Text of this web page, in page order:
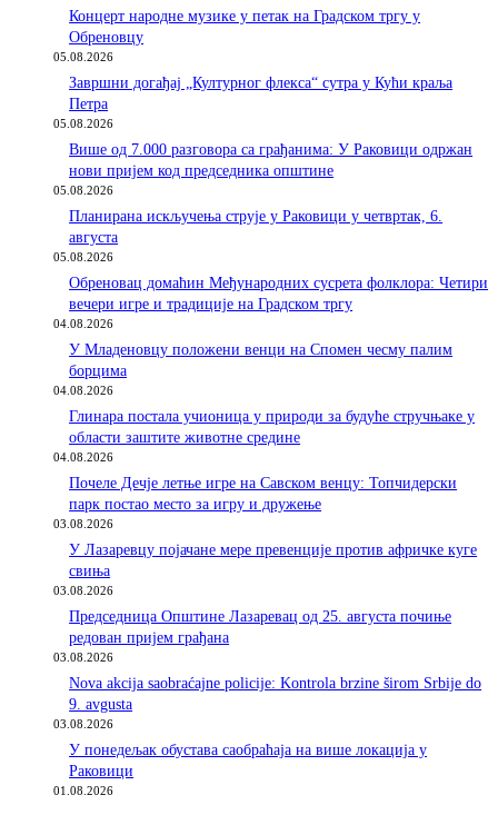
Концерт народне музике у петак на Градском тргу у
Обреновцу
05.08.2026
Завршни догађај „Културног флекса“ сутра у Кући краља
Петра
05.08.2026
Више од 7.000 разговора са грађанима: У Раковици одржан
нови пријем код председника општине
05.08.2026
Планирана искључења струје у Раковици у четвртак, 6.
августа
05.08.2026
Обреновац домаћин Међународних сусрета фолклора: Четири
вечери игре и традиције на Градском тргу
04.08.2026
У Младеновцу положени венци на Спомен чесму палим
борцима
04.08.2026
Глинара постала учионица у природи за будуће стручњаке у
области заштите животне средине
04.08.2026
Почеле Дечје летње игре на Савском венцу: Топчидерски
парк постао место за игру и дружење
03.08.2026
У Лазаревцу појачане мере превенције против афричке куге
свиња
03.08.2026
Председница Општине Лазаревац од 25. августа почиње
редован пријем грађана
03.08.2026
Nova akcija saobraćajne policije: Kontrola brzine širom Srbije do
9. avgusta
03.08.2026
У понедељак обустава саобраћаја на више локација у
Раковици
01.08.2026